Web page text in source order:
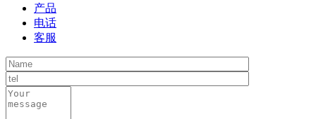
产品
电话
客服